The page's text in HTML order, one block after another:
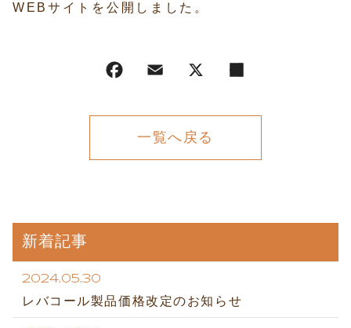
WEBサイトを公開しました。
一覧へ戻る
新着記事
2024.05.30
レバコール製品価格改定のお知らせ